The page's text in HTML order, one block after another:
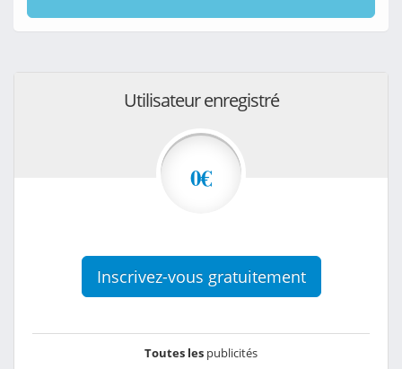
Utilisateur enregistré
0€
Inscrivez-vous gratuitement
Toutes les publicités